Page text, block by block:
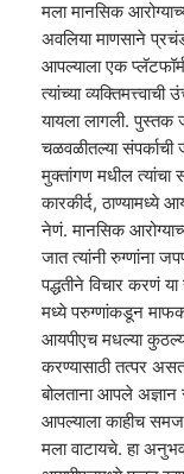
मला मानसिक
अवलिया माणसाने
आपल्याला एक
त्यांच्या
यायला लागली.
चळवळीतल्या
मुक्तांगण मधील त्यांचा
कारकीर्द, ठाण्यामध्ये
नेणं. मानसिक
जात त्यांनी रुग्णांना
पद्धतीने विचार करणं
मध्ये परुग्णांकडून
आयपीएच मधल्या
करण्यासाठी तत्पर
बोलताना आपले
आपल्याला काहीच
मला वाटायचे. हा